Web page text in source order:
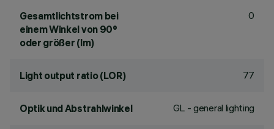
Gesamtlichtstrom bei
einem Winkel von 90°
oder größer (lm)
0
Light output ratio (LOR) 77
Optik und Abstrahlwinkel GL - general lighting